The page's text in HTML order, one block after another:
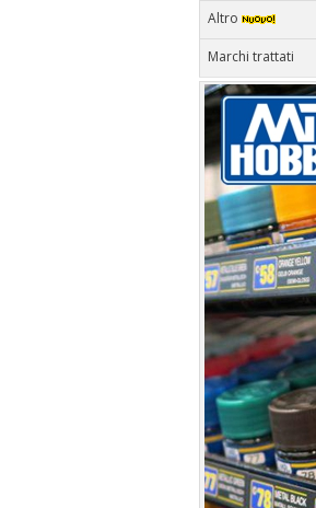
Altro
Marchi trattati